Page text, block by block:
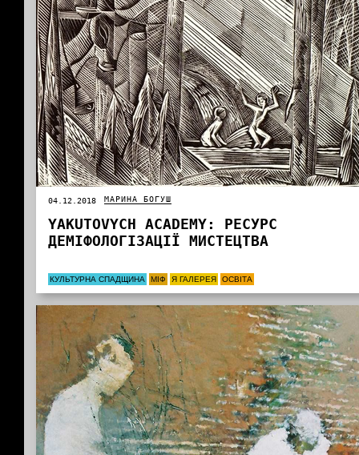
04.12.2018 МАРИНА БОГУШ
YAKUTOVYCH АCADEMY: РЕСУРС
ДЕМІФОЛОГІЗАЦІЇ МИСТЕЦТВА
КУЛЬТУРНА СПАДЩИНА МІФ Я ГАЛЕРЕЯ ОСВІТА